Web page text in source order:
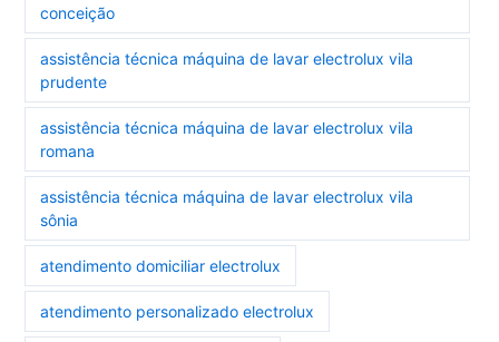
conceição
assistência técnica máquina de lavar electrolux vila
prudente
assistência técnica máquina de lavar electrolux vila
romana
assistência técnica máquina de lavar electrolux vila
sônia
atendimento domiciliar electrolux
atendimento personalizado electrolux